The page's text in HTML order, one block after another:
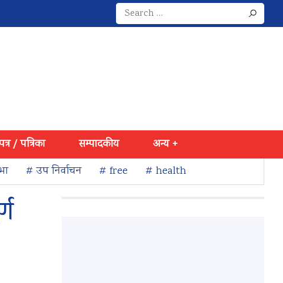
Search
for:
/ पत्रिका सम्पादकीय
अन्य +
# उप निर्वाचन # free # health